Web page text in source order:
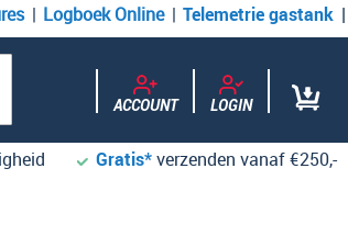
Logboek Online Telemetrie gastank
ACCOUNT LOGIN
Gratis*verzenden vanaf €250,-